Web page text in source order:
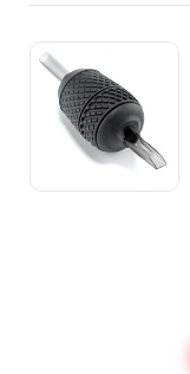
Цена
Количество